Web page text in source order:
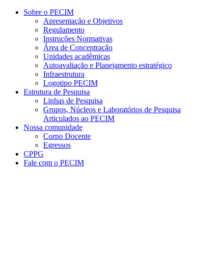
Conteúdo principal Menu principal
Sobre o PECIM
Apresentação e Objetivos
Regulamento
Instruções Normativas
Área de Concentração
Unidades acadêmicas
Autoavaliação e Planejamento estratégico
Infraestrutura
Logotipo PECIM
Estrutura de Pesquisa
Linhas de Pesquisa
Grupos, Núcleos e Laboratórios de Pesquisa
Articulados ao PECIM
Nossa comunidade
Corpo Docente
Egressos
CPPG
Fale com o PECIM